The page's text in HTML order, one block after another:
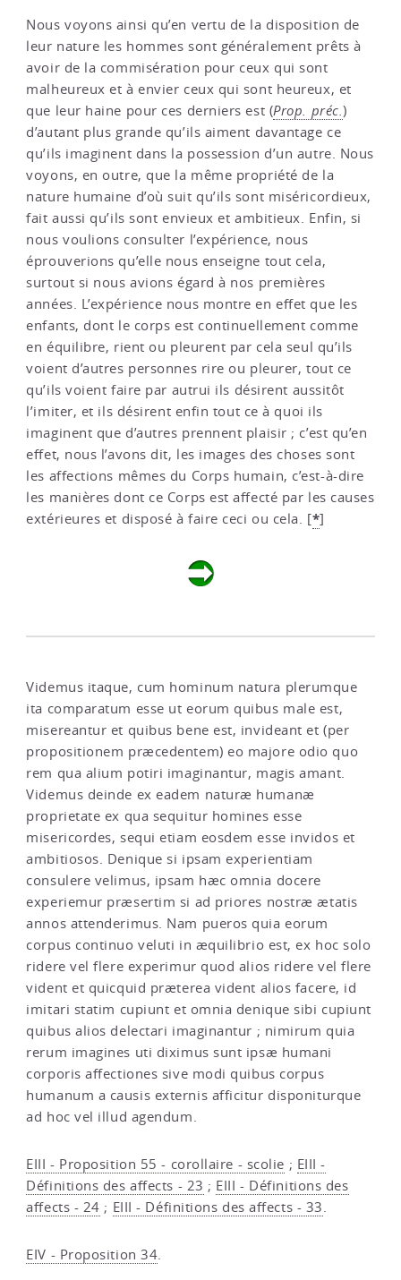
Nous voyons ainsi qu’en vertu de la disposition de
leur nature les hommes sont généralement prêts à
avoir de la commisération pour ceux qui sont
malheureux et à envier ceux qui sont heureux, et
que leur haine pour ces derniers est (Prop. préc.)
d’autant plus grande qu’ils aiment davantage ce
qu’ils imaginent dans la possession d’un autre. Nous
voyons, en outre, que la même propriété de la
nature humaine d’où suit qu’ils sont miséricordieux,
fait aussi qu’ils sont envieux et ambitieux. Enfin, si
nous voulions consulter l’expérience, nous
éprouverions qu’elle nous enseigne tout cela,
surtout si nous avions égard à nos premières
années. L’expérience nous montre en effet que les
enfants, dont le corps est continuellement comme
en équilibre, rient ou pleurent par cela seul qu’ils
voient d’autres personnes rire ou pleurer, tout ce
qu’ils voient faire par autrui ils désirent aussitôt
l’imiter, et ils désirent enfin tout ce à quoi ils
imaginent que d’autres prennent plaisir ; c’est qu’en
effet, nous l’avons dit, les images des choses sont
les affections mêmes du Corps humain, c’est-à-dire
les manières dont ce Corps est affecté par les causes
extérieures et disposé à faire ceci ou cela. [*]
Videmus itaque, cum hominum natura plerumque
ita comparatum esse ut eorum quibus male est,
misereantur et quibus bene est, invideant et (per
propositionem præcedentem) eo majore odio quo
rem qua alium potiri imaginantur, magis amant.
Videmus deinde ex eadem naturæ humanæ
proprietate ex qua sequitur homines esse
misericordes, sequi etiam eosdem esse invidos et
ambitiosos. Denique si ipsam experientiam
consulere velimus, ipsam hæc omnia docere
experiemur præsertim si ad priores nostræ ætatis
annos attenderimus. Nam pueros quia eorum
corpus continuo veluti in æquilibrio est, ex hoc solo
ridere vel flere experimur quod alios ridere vel flere
vident et quicquid præterea vident alios facere, id
imitari statim cupiunt et omnia denique sibi cupiunt
quibus alios delectari imaginantur ; nimirum quia
rerum imagines uti diximus sunt ipsæ humani
corporis affectiones sive modi quibus corpus
humanum a causis externis afficitur disponiturque
ad hoc vel illud agendum.
EIII - Proposition 55 - corollaire - scolie ; EIII -
Définitions des affects - 23 ; EIII - Définitions des
affects - 24 ; EIII - Définitions des affects - 33.
EIV - Proposition 34.